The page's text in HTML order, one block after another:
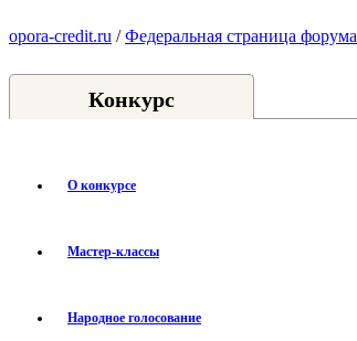
opora-credit.ru /Федеральная страница форума
Конкурс
О конкурсе
Мастер-классы
Народное голосование